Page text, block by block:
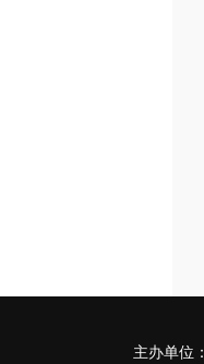
主办单位：